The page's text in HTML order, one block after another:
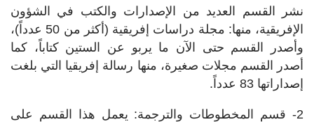
نشر القسم العديد من الإصدارات والكتب في الشؤون
الإفريقية، منها: مجلة دراسات إفريقية (أكثر من 50 عدداً)،
وأصدر القسم حتى الآن ما يربو عن الستين كتاباً، كما
أصدر القسم مجلات صغيرة، منها رسالة إفريقيا التي بلغت
إصداراتها 83 عدداً.
2- قسم المخطوطات والترجمة: يعمل هذا القسم على